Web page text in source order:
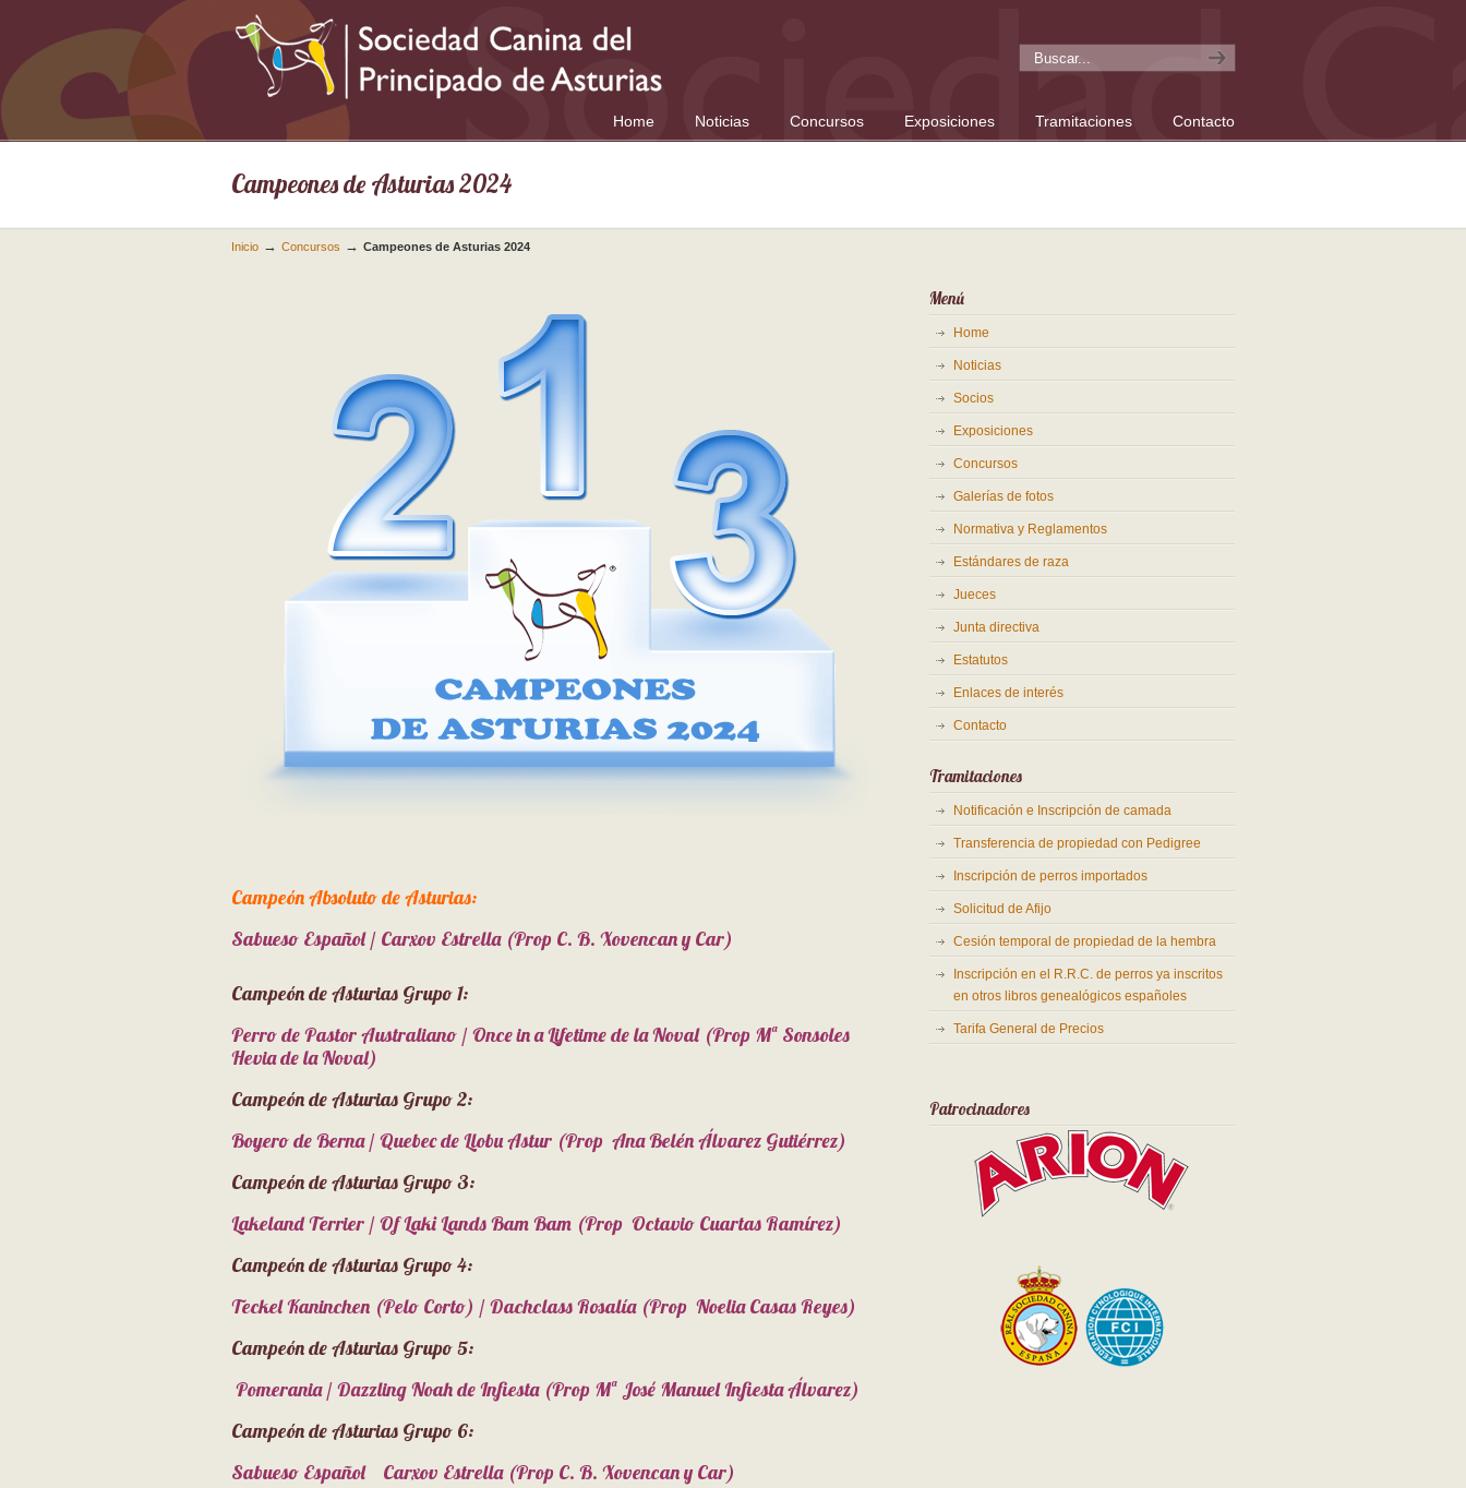
Home Noticias Concursos Exposiciones Tramitaciones Contacto
Campeones de Asturias 2024
Inicio → Concursos → Campeones de Asturias 2024
Campeón Absoluto de Asturias:
Sabueso Español / Carxov Estrella (Prop C. B. Xovencan y Car)
Campeón de Asturias Grupo 1:
Perro de Pastor Australiano / Once in a Lifetime de la Noval (Prop Mª Sonsoles
Hevia de la Noval)
Campeón de Asturias Grupo 2:
Boyero de Berna / Quebec de Llobu Astur (Prop Ana Belén Álvarez Gutiérrez)
Campeón de Asturias Grupo 3:
Lakeland Terrier / Of Laki Lands Bam Bam (Prop Octavio Cuartas Ramírez)
Campeón de Asturias Grupo 4:
Teckel Kaninchen (Pelo Corto) / Dachclass Rosalía (Prop Noelia Casas Reyes)
Campeón de Asturias Grupo 5:
Pomerania / Dazzling Noah de Infiesta (Prop Mª José Manuel Infiesta Álvarez)
Campeón de Asturias Grupo 6:
Sabueso Español Carxov Estrella (Prop C. B. Xovencan y Car)
Menú
Home
Noticias
Socios
Exposiciones
Concursos
Galerías de fotos
Normativa y Reglamentos
Estándares de raza
Jueces
Junta directiva
Estatutos
Enlaces de interés
Contacto
Tramitaciones
Notificación e Inscripción de camada
Transferencia de propiedad con Pedigree
Inscripción de perros importados
Solicitud de Afijo
Cesión temporal de propiedad de la hembra
Inscripción en el R.R.C. de perros ya inscritos
en otros libros genealógicos españoles
Tarifa General de Precios
Patrocinadores